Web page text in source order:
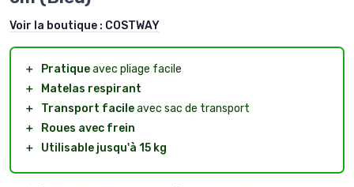
Voir la boutique : COSTWAY
＋ Pratiqueavec pliage facile
＋
Matelas respirant
＋
Transport facileavec sac de transport
＋
Roues avec frein
＋
Utilisable jusqu'à 15 kg